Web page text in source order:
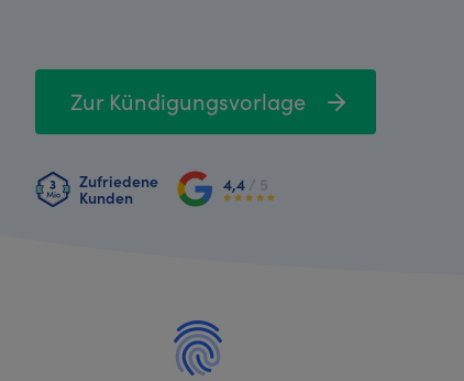
Zur Kündigungsvorlage
Zufriedene
Kunden
4,4 / 5